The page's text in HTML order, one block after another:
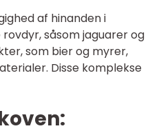
af hinanden i
såsom jaguarer og
som bier og myrer,
Disse komplekse